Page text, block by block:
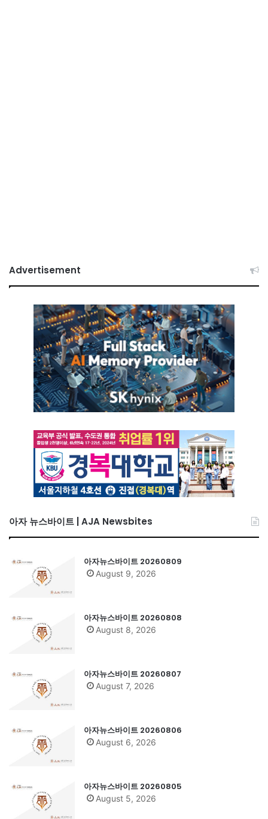
Advertisement
아자 뉴스바이트 | AJA Newsbites
아자뉴스바이트 20260809
August 9, 2026
아자뉴스바이트 20260808
August 8, 2026
아자뉴스바이트 20260807
August 7, 2026
아자뉴스바이트 20260806
August 6, 2026
아자뉴스바이트 20260805
August 5, 2026